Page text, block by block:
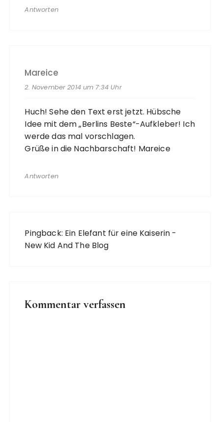
Antworten
Mareice
2. November 2014 um 7:34 Uhr
Huch! Sehe den Text erst jetzt. Hübsche
Idee mit dem „Berlins Beste“-Aufkleber! Ich
werde das mal vorschlagen.
Grüße in die Nachbarschaft! Mareice
Antworten
Pingback: Ein Elefant für eine Kaiserin -
New Kid And The Blog
Kommentar verfassen